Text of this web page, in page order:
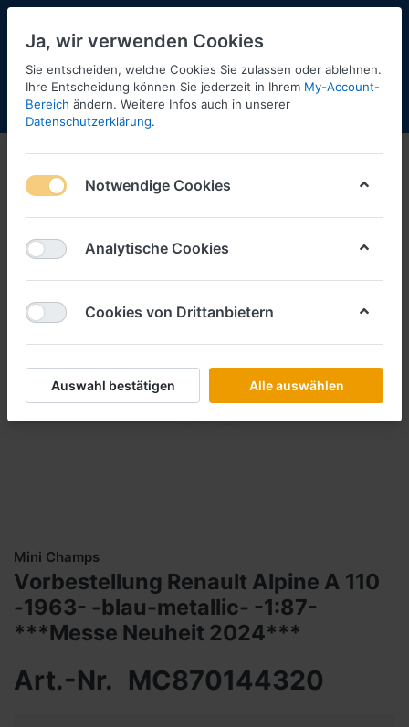
Menü Anmelden Shopaktualisierung
Mini Champs
Vorbestellung Renault Alpine A 110
-1963- -blau-metallic- -1:87-
***Messe Neuheit 2024***
Art.-Nr. MC870144320
Ja, wir verwenden Cookies
Sie entscheiden, welche Cookies Sie zulassen oder ablehnen.
Ihre Entscheidung können Sie jederzeit in Ihrem My-Account-
Bereich ändern. Weitere Infos auch in unserer
Datenschutzerklärung.
Notwendige Cookies
Analytische Cookies
Cookies von Drittanbietern
Auswahl bestätigen Alle auswählen